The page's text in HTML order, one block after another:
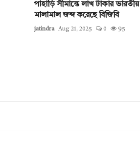
পাহাড়ি সীমান্তে লাখ টাকার ভারতীয়
মালামাল জব্দ করেছে বিজিবি
jatindra Aug 21, 2025 0 95